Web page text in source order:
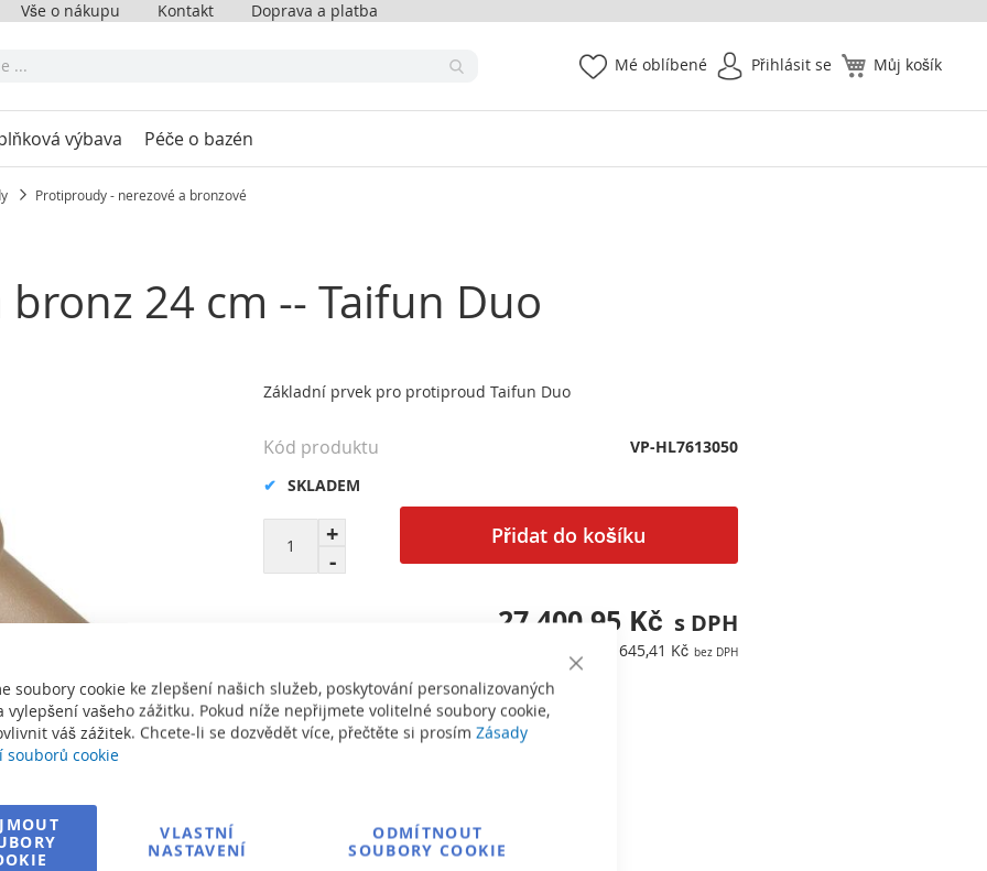
Close
soubory cookie ke zlepšení našich služeb, poskytování personalizovaných
vylepšení vašeho zážitku. Pokud níže nepřijmete volitelné soubory cookie,
váš zážitek. Chcete-li se dozvědět více, přečtěte si prosím Zásady
souborů cookie
VLASTNÍ
NASTAVENÍ
ODMÍTNOUT
SOUBORY COOKIE
Vše o nákupu Kontakt Doprava a platba
Můj košík
Mé oblíbené Přihlásit se
výbava Péče o bazén
Protiproudy - nerezové a bronzové
24 cm -- Taifun Duo
Základní prvek pro protiproud Taifun Duo
Přidat do košíku
27 400,95 Kč
22 645,41 Kč
SKLADEM
Kód produktu VP-HL7613050
Informace o dopravě
Zeptejte se na produkt